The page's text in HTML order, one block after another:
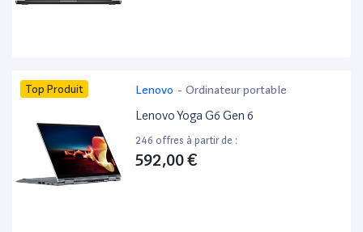
Top Produit Lenovo - Ordinateur portable
Lenovo Yoga G6 Gen 6
246 offres à partir de :
592,00 €